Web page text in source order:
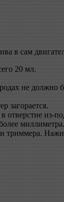
в сам
20 мл.
не
загорается.
отверстие из-
миллиметра.
триммера.